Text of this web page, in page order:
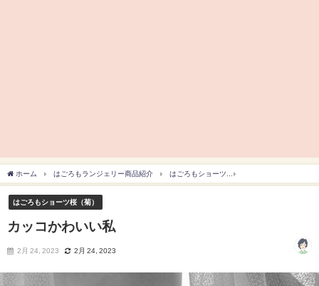
ホーム はごろもランジェリー商品紹介 はごろもショーツ
はごろもショーツ桜（菊）
カッコかわいい私
2月 24, 2023 2月 24, 2023